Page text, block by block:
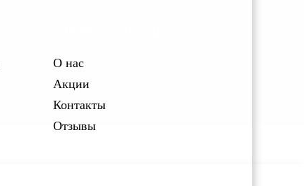
О нас
Акции
Контакты
Отзывы